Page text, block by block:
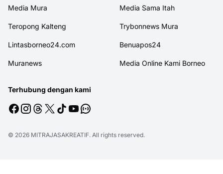
Media Mura Media Sama Itah
Teropong Kalteng Trybonnews Mura
Lintasborneo24.com Benuapos24
Muranews Media Online Kami Borneo
Terhubung dengan kami
© 2026 MITRAJASAKREATIF. All rights reserved.